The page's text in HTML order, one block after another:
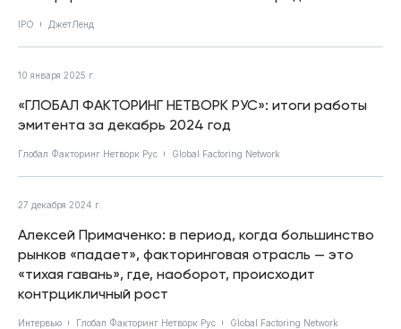
IPO ДжетЛенд
10 января 2025 г.
«ГЛОБАЛ ФАКТОРИНГ НЕТВОРК РУС»: итоги работы
эмитента за декабрь 2024 год
Глобал Факторинг Нетворк Рус Global Factoring Network
27 декабря 2024 г.
Алексей Примаченко: в период, когда большинство
рынков «падает», факторинговая отрасль — это
«тихая гавань», где, наоборот, происходит
контрцикличный рост
Интервью Глобал Факторинг Нетворк Рус Global Factoring Network